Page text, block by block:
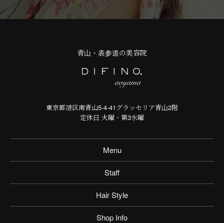
青山・表参道の美容院
東京都港区南青山5-4-41グラッセリア青山2階
定休日 火曜・第3水曜
Menu
Staff
Hair Style
Shop Info